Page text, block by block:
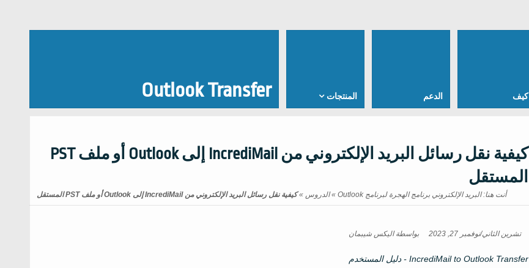
Outlook Transfer المنتجات الدعم كيف
كيفية نقل رسائل البريد الإلكتروني من IncrediMail إلى Outlook أو ملف PST
المستقل
أنت هنا:البريد الإلكتروني برنامج الهجرة لبرنامج Outlook »الدروس »كيفية نقل رسائل البريد الإلكتروني من IncrediMail إلى Outlook أو ملف PST المستقل
تشرين الثاني/نوفمبر 27, 2023 بواسطةاليكس شيبمان
IncrediMail to Outlook Transfer - دليل المستخدم